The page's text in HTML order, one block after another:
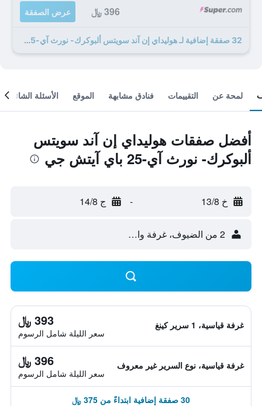
396 ﷼ عرض الصفقة
32 صفقة إضافية لـ هوليداي إن آند سويتس ألبوكرك- نورث آي-25 باي آيتش جي
لمحة عن التقييمات فنادق مشابهة الموقع الأسئلة الشائعة
أفضل صفقات هوليداي إن آند سويتس
ألبوكرك- نورث آي-25 باي آيتش جي
خ 13/8 - ج 14/8
2 من الضيوف، غرفة واحدة
غرفة قياسية، 1 سرير كينغ 393 ﷼
سعر الليلة شامل الرسوم
غرفة قياسية، نوع السرير غير معروف 396 ﷼
سعر الليلة شامل الرسوم
30 صفقة إضافية ابتداءً من 375 ﷼